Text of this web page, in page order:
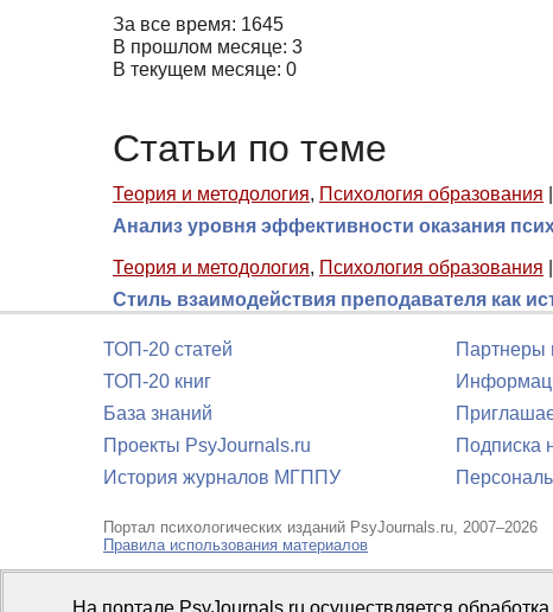
За все время: 1645
В прошлом месяце: 3
В текущем месяце: 0
Статьи по теме
Теория и методология, Психология образования
Анализ уровня эффективности оказания
Теория и методология, Психология образования
Стиль взаимодействия преподавателя как
ТОП-20 статей
ТОП-20 книг
База знаний
Проекты PsyJournals.ru
История журналов МГППУ
Партнеры
Подписка
Портал психологических изданий PsyJournals.ru, 2007–2026
Правила использования материалов
Свидетельство регистрации СМИЭл № ФС77-66447 от 14
На портале PsyJournals.ru осуществляется